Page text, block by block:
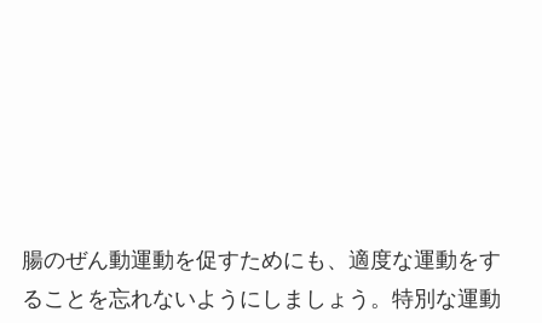
腸のぜん動運動を促すためにも、適度な運動をす
ることを忘れないようにしましょう。特別な運動